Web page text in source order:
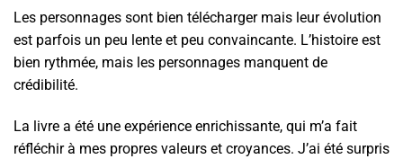
Les personnages sont bien télécharger mais leur évolution
est parfois un peu lente et peu convaincante. L’histoire est
bien rythmée, mais les personnages manquent de
crédibilité.
La livre a été une expérience enrichissante, qui m’a fait
réfléchir à mes propres valeurs et croyances. J’ai été surpris